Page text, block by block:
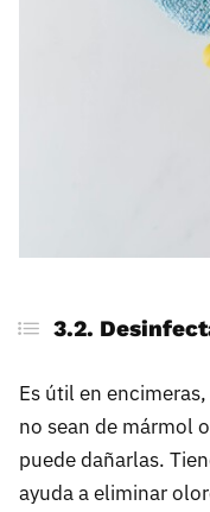
3.2.
Es útil en
no sean de mármol
puede dañarlas.
ayuda a eliminar